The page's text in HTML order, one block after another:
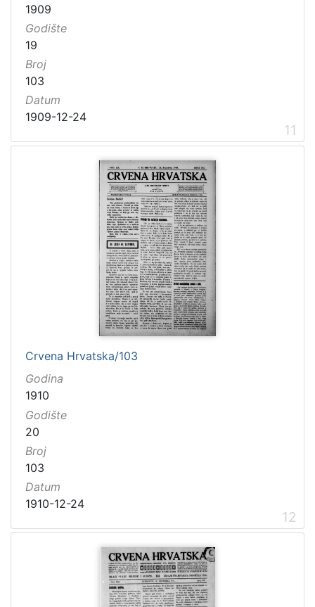
1909
Godište
19
Broj
103
Datum
1909-12-24
11
Crvena Hrvatska/103
Godina
1910
Godište
20
Broj
103
Datum
1910-12-24
12